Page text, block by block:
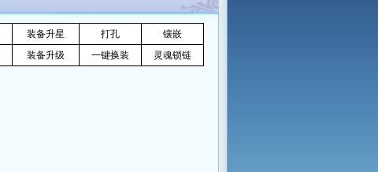
装备升星 打孔
镶嵌
装备升级 一键换装 灵魂锁链